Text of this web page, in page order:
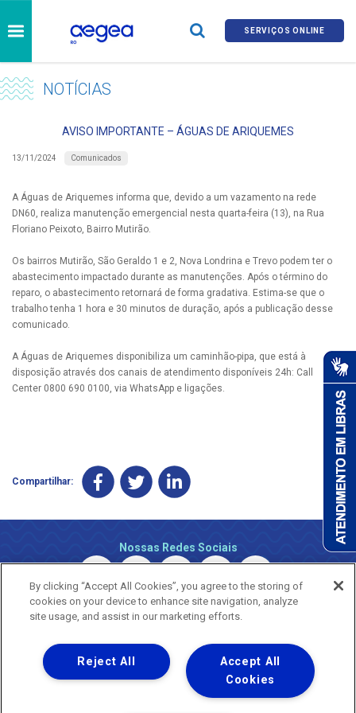
SERVIÇOS ONLINE
NOTÍCIAS
AVISO IMPORTANTE – ÁGUAS DE ARIQUEMES
13/11/2024 Comunicados
A Águas de Ariquemes informa que, devido a um vazamento na rede
DN60, realiza manutenção emergencial nesta quarta-feira (13), na Rua
Floriano Peixoto, Bairro Mutirão.
Os bairros Mutirão, São Geraldo 1 e 2, Nova Londrina e Trevo podem ter o
abastecimento impactado durante as manutenções. Após o término do
reparo, o abastecimento retornará de forma gradativa. Estima-se que o
trabalho tenha 1 hora e 30 minutos de duração, após a publicação desse
comunicado.
A Águas de Ariquemes disponibiliza um caminhão-pipa, que está à
disposição através dos canais de atendimento disponíveis 24h: Call
Center 0800 690 0100, via WhatsApp e ligações.
Compartilhar:
Nossas Redes Sociais
Copyright © 2026 - Todos os Direitos Reservados.
Nossa natureza movimenta a vida
By clicking “Accept All Cookies”, you agree to the storing of
cookies on your device to enhance site navigation, analyze
site usage, and assist in our marketing efforts.
Accept All
Cookies
Reject All